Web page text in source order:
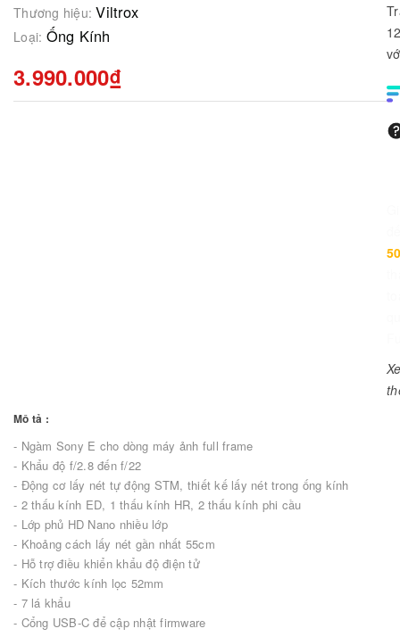
Thương hiệu:Viltrox
Loại: Ống Kính
3.990.000₫
Mô tả :
- Ngàm Sony E cho dòng máy ảnh full frame
- Khẩu độ f/2.8 đến f/22
- Động cơ lấy nét tự động STM, thiết kế lấy nét trong ống kính
- 2 thấu kính ED, 1 thấu kính HR, 2 thấu kính phi cầu
- Lớp phủ HD Nano nhiều lớp
- Khoảng cách lấy nét gần nhất 55cm
- Hỗ trợ điều khiển khẩu độ điện tử
- Kích thước kính lọc 52mm
- 7 lá khẩu
- Cổng USB-C để cập nhật firmware